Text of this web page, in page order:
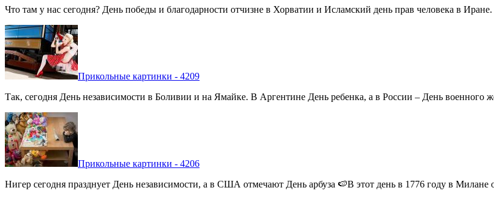
Что там у нас сегодня? День победы и благодарности отчизне в Хорватии и Исламский день прав человека в
Прикольные картинки - 4209
Так, сегодня День независимости в Боливии и на Ямайке. В Аргентине День ребенка, а в России – День военного
Прикольные картинки - 4206
Нигер сегодня празднует День независимости, а в США отмечают День арбуза 🍉В этот день в 1776 году в Милане